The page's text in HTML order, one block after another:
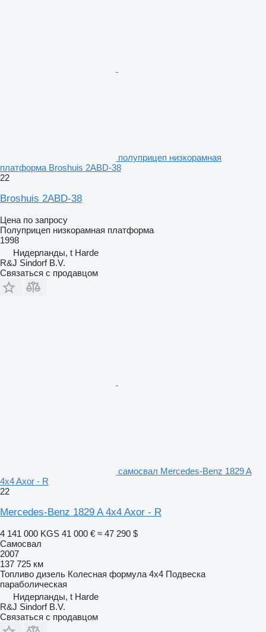
полуприцеп низкорамная
платформа Broshuis 2ABD-38
22
Broshuis 2ABD-38
Цена по запросу
Полуприцеп низкорамная платформа
1998
Нидерланды, t Harde
R&J Sindorf B.V.
Связаться с продавцом
самосвал Mercedes-Benz 1829 A
4x4 Axor - R
22
Mercedes-Benz 1829 A 4x4 Axor - R
4 141 000 KGS 41 000 € ≈ 47 290 $
Самосвал
2007
137 725 км
Топливо дизель Колесная формула 4x4 Подвеска
параболическая
Нидерланды, t Harde
R&J Sindorf B.V.
Связаться с продавцом